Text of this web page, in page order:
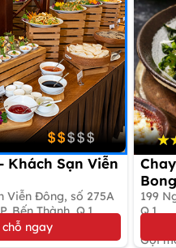
Khách Sạn Viễn
Viễn Đông, số 275A
Bến Thành, Q.1
ngay
199
Q.1
Gọi